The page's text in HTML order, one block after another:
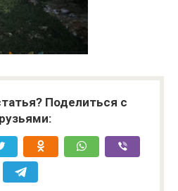
Поделиться с